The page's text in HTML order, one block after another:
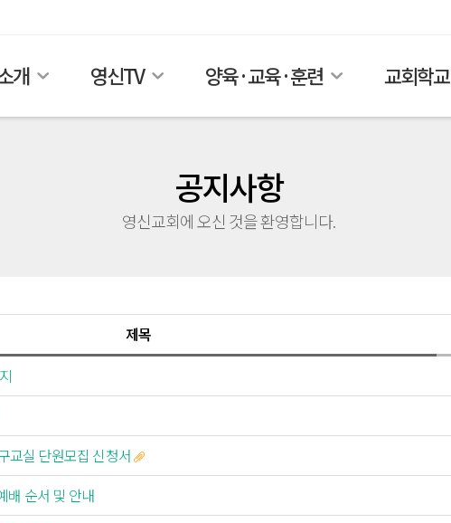
개 영신TV 양육·교육·훈련 교회학교
공지사항
영신교회에 오신 것을 환영합니다.
제목
교실 단원모집 신청서
배 순서 및 안내